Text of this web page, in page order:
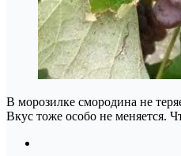
В морозилке смородина не
Вкус тоже особо не меняется.